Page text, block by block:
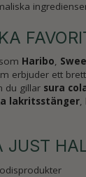
Haribo,
erbjuder ett
du gillar sura
lakritsstänger,
JUST